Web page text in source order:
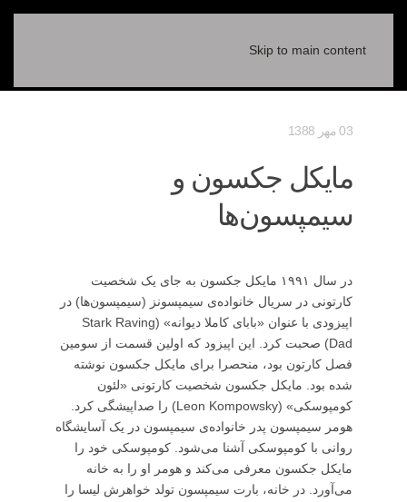
Skip to main content
03 مهر 1388
مایکل جکسون و
سیمپسون‌ها
در سال ۱۹۹۱ مایکل جکسون به جای یک شخصیت
کارتونی در سریال خانواده‌ی سیمپسونز (سیمپسون‌ها) در
اپیزودی با عنوان «بابای کاملا دیوانه» (Stark Raving
Dad) صحبت کرد. این اپیزود که اولین قسمت از سومین
فصل کارتون بود، منحصرا برای مایکل جکسون نوشته
شده بود. مایکل جکسون شخصیت کارتونی «لئون
کومپوسکی» (Leon Kompowsky) را صداپیشگی کرد.
هومر سیمپسون پدر خانواده‌ی سیمپسون در یک آسایشگاه
روانی با کومپوسکی آشنا می‌شود. کومپوسکی خود را
مایکل جکسون معرفی می‌کند و هومر او را به خانه
می‌آورد. در خانه، بارت سیمپسون تولد خواهرش لیسا را